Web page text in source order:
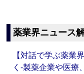
薬業界ニュース
【対話で学ぶ薬業
く‐製薬企業や医